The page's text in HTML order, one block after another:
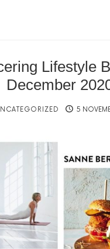
Lifestyle
December
5